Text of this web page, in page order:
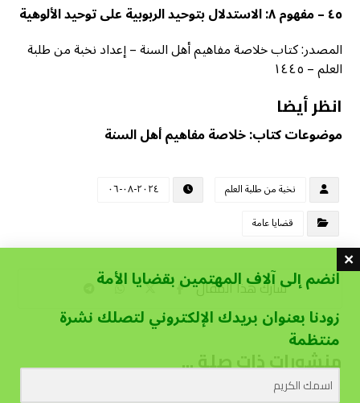
٤٥ – مفهوم ٨: الاستدلال بتوحيد الربوبية على توحيد الألوهية
المصدر: كتاب خلاصة مفاهيم أهل السنة – إعداد نخبة من طلبة
العلم – ١٤٤٥
انظر أيضا
موضوعات كتاب: خلاصة مفاهيم أهل السنة
نخبة من طلبة العلم
٢٠٢٤-٠٨-٠٦
قضايا عامة
منشورات ذات صلة ...
انضم إلى آلاف المهتمين بقضايا الأمة
زودنا بعنوان بريدك الإلكتروني لتصلك نشرة
منتظمة